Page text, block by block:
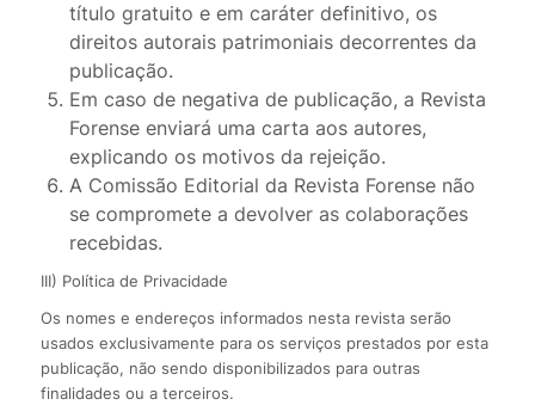
título gratuito e em caráter definitivo, os
direitos autorais patrimoniais decorrentes da
publicação.
Em caso de negativa de publicação, a Revista
Forense enviará uma carta aos autores,
explicando os motivos da rejeição.
A Comissão Editorial da Revista Forense não
se compromete a devolver as colaborações
recebidas.
III) Política de Privacidade
Os nomes e endereços informados nesta revista serão
usados exclusivamente para os serviços prestados por esta
publicação, não sendo disponibilizados para outras
finalidades ou a terceiros.